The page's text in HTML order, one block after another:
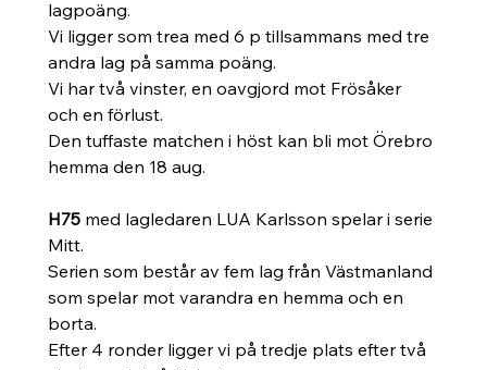
lagpoäng.
Vi ligger som trea med 6 p tillsammans med tre
andra lag på samma poäng.
Vi har två vinster, en oavgjord mot Frösåker
och en förlust.
Den tuffaste matchen i höst kan bli mot Örebro
hemma den 18 aug.
H75 med lagledaren LUA Karlsson spelar i serie
Mitt.
Serien som består av fem lag från Västmanland
som spelar mot varandra en hemma och en
borta.
Efter 4 ronder ligger vi på tredje plats efter två